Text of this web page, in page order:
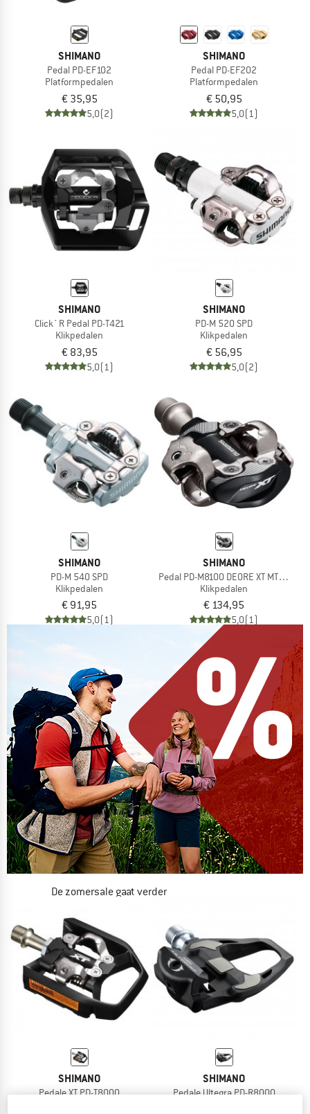
SHIMANO
Pedal PD-EF102
Platformpedalen
€ 35,95
5,0(2)
SHIMANO
Pedal PD-EF202
Platformpedalen
€ 50,95
5,0(1)
SHIMANO
Click`R Pedal PD-T421
Klikpedalen
€ 83,95
5,0(1)
SHIMANO
PD-M 520 SPD
Klikpedalen
€ 56,95
5,0(2)
SHIMANO
PD-M 540 SPD
Klikpedalen
€ 91,95
5,0(1)
SHIMANO
Pedal PD-M8100 DEORE XT MTB
Klikpedalen
€ 134,95
5,0(1)
De zomersale gaat verder
NU TOT MAAR LIEFST -50%
NAAR DE SALE
SHIMANO
Pedale XT PD-T8000
SHIMANO
Pedale Ultegra PD-R8000